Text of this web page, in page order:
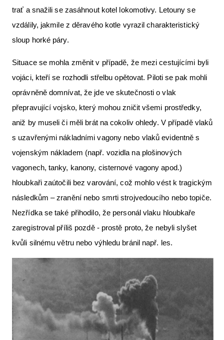
trať a snažili se zasáhnout kotel lokomotivy. Letouny se
vzdálily, jakmile z děravého kotle vyrazil charakteristický
sloup horké páry.
Situace se mohla změnit v případě, že mezi cestujícími byli
vojáci, kteří se rozhodli střelbu opětovat. Piloti se pak mohli
oprávněně domnívat, že jde ve skutečnosti o vlak
přepravující vojsko, který mohou zničit všemi prostředky,
aniž by museli či měli brát na cokoliv ohledy. V případě vlaků
s uzavřenými nákladními vagony nebo vlaků evidentně s
vojenským nákladem (např. vozidla na plošinových
vagonech, tanky, kanony, cisternové vagony apod.)
hloubkaři zaútočili bez varování, což mohlo vést k tragickým
následkům – zranění nebo smrti strojvedoucího nebo topiče.
Nezřídka se také přihodilo, že personál vlaku hloubkaře
zaregistroval příliš pozdě - prostě proto, že nebyli slyšet
kvůli silnému větru nebo výhledu bránil např. les.